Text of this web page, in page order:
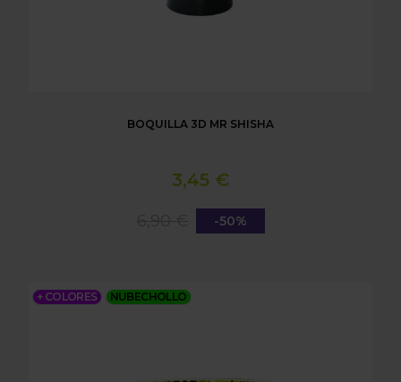
BOQUILLA 3D MR SHISHA
3,45 €
-50%
+ COLORES NUBECHOLLO
CAZOLETA MR SHISHA ATLAS